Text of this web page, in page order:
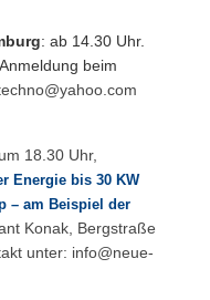
: ab 14.30 Uhr.
beim
18.30 Uhr,
Energie bis 30 KW
– am Beispiel der
Konak, Bergstraße
unter: info@neue-